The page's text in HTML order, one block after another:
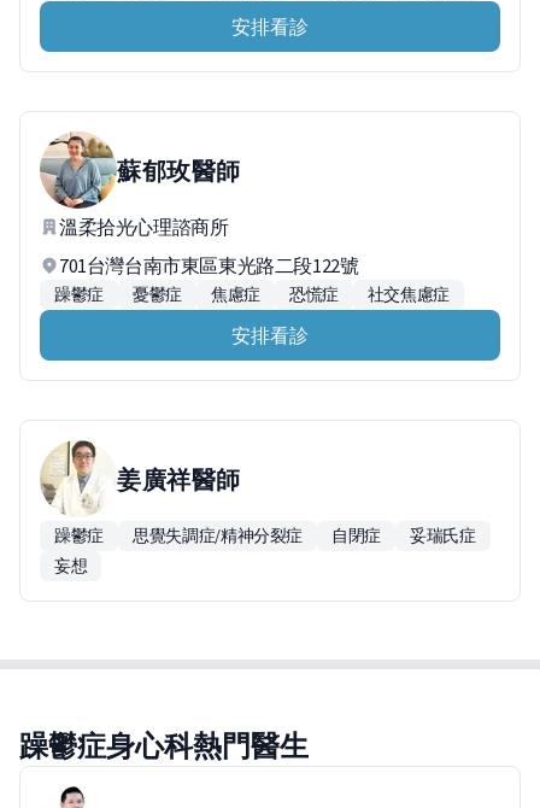
安排看診
蘇郁玫醫師
溫柔拾光心理諮商所
701台灣台南市東區東光路二段122號
躁鬱症 憂鬱症 焦慮症 恐慌症 社交焦慮症
安排看診
姜廣祥醫師
躁鬱症 思覺失調症/精神分裂症 自閉症
妥瑞氏症
妄想
躁鬱症身心科熱門醫生